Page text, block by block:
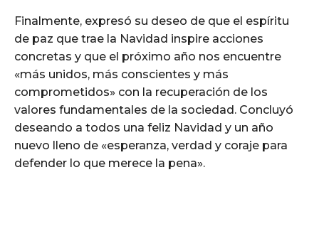
Finalmente, expresó su deseo de que el espíritu
de paz que trae la Navidad inspire acciones
concretas y que el próximo año nos encuentre
«más unidos, más conscientes y más
comprometidos» con la recuperación de los
valores fundamentales de la sociedad. Concluyó
deseando a todos una feliz Navidad y un año
nuevo lleno de «esperanza, verdad y coraje para
defender lo que merece la pena».